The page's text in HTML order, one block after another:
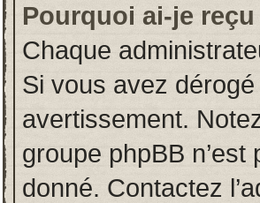
Pourquoi ai-je
Chaque
Si vous avez
avertissement.
groupe phpBB
donné. Contactez